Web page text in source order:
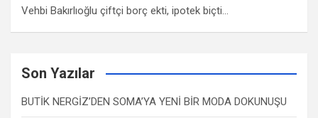
Vehbi Bakırlıoğlu çiftçi borç ekti, ipotek biçti…
Son Yazılar
BUTİK NERGİZ’DEN SOMA’YA YENİ BİR MODA DOKUNUŞU